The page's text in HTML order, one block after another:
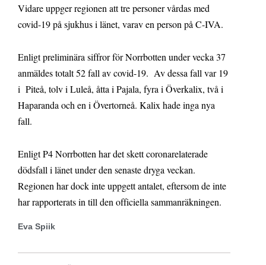
Vidare uppger regionen att tre personer vårdas med
covid-19 på sjukhus i länet, varav en person på C-IVA.
Enligt preliminära siffror för Norrbotten under vecka 37
anmäldes totalt 52 fall av covid-19. Av dessa fall var 19
i Piteå, tolv i Luleå, åtta i Pajala, fyra i Överkalix, två i
Haparanda och en i Övertorneå. Kalix hade inga nya
fall.
Enligt P4 Norrbotten har det skett coronarelaterade
dödsfall i länet under den senaste dryga veckan.
Regionen har dock inte uppgett antalet, eftersom de inte
har rapporterats in till den officiella sammanräkningen.
Eva Spiik